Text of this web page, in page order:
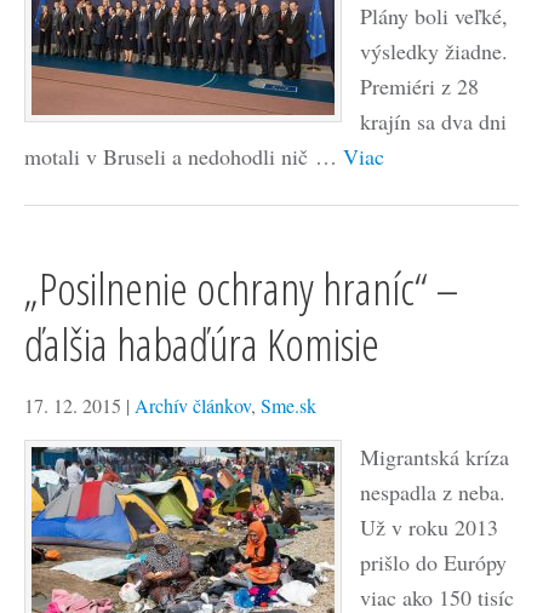
Plány boli veľké,
výsledky žiadne.
Premiéri z 28
krajín sa dva dni
motali v Bruseli a nedohodli nič … Viac
„Posilnenie ochrany hraníc“ –
ďalšia habaďúra Komisie
17. 12. 2015 | Archív článkov, Sme.sk
Migrantská kríza
nespadla z neba.
Už v roku 2013
prišlo do Európy
viac ako 150 tisíc